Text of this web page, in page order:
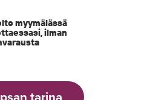
myymälässä
ilman